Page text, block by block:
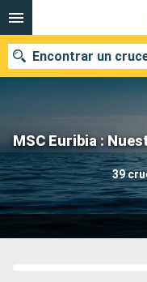
MSC Euribia :
39
Encontrar un
Nuestros destinos
Fecha de salida